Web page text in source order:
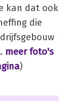
kan dat ook
die
meer foto's
)